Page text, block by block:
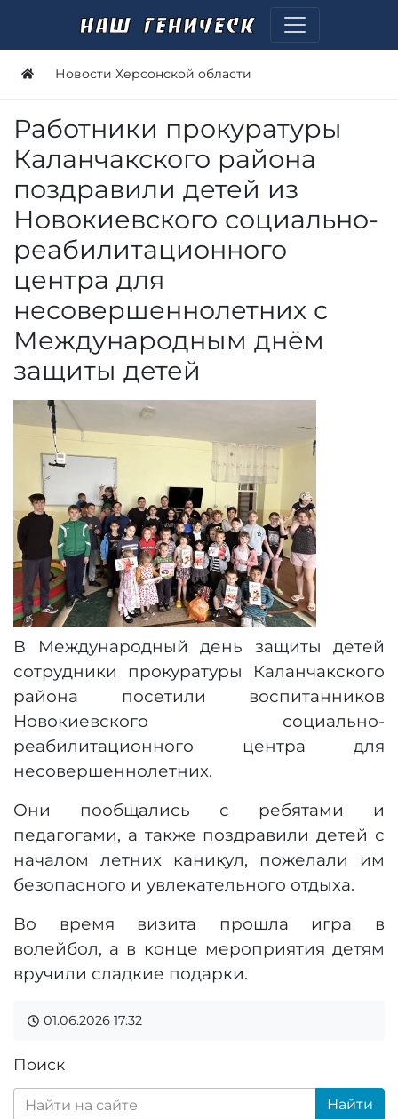
Новости Херсонской области
Работники прокуратуры
Каланчакского района
поздравили детей из
Новокиевского социально-
реабилитационного
центра для
несовершеннолетних с
Международным днём
защиты детей
В Международный день защиты детей
сотрудники прокуратуры Каланчакского
района посетили воспитанников
Новокиевского социально-
реабилитационного центра для
несовершеннолетних.
Они пообщались с ребятами и
педагогами, а также поздравили детей с
началом летних каникул, пожелали им
безопасного и увлекательного отдыха.
Во время визита прошла игра в
волейбол, а в конце мероприятия детям
вручили сладкие подарки.
01.06.2026 17:32
Поиск
Найти